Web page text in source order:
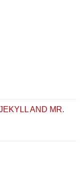
AND MR.